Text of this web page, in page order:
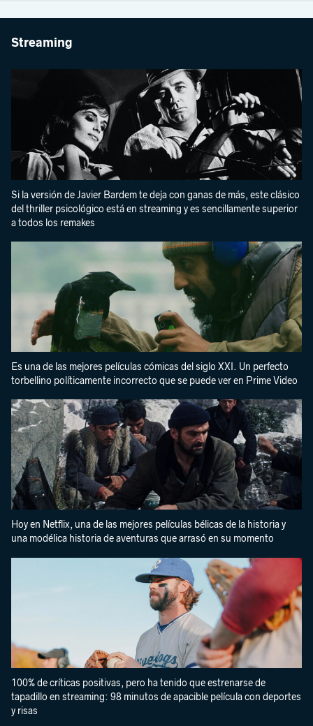
Streaming
Si la versión de Javier Bardem te deja con ganas de más, este clásico
del thriller psicológico está en streaming y es sencillamente superior
a todos los remakes
Es una de las mejores películas cómicas del siglo XXI. Un perfecto
torbellino políticamente incorrecto que se puede ver en Prime Video
Hoy en Netflix, una de las mejores películas bélicas de la historia y
una modélica historia de aventuras que arrasó en su momento
100% de críticas positivas, pero ha tenido que estrenarse de
tapadillo en streaming: 98 minutos de apacible película con deportes
y risas